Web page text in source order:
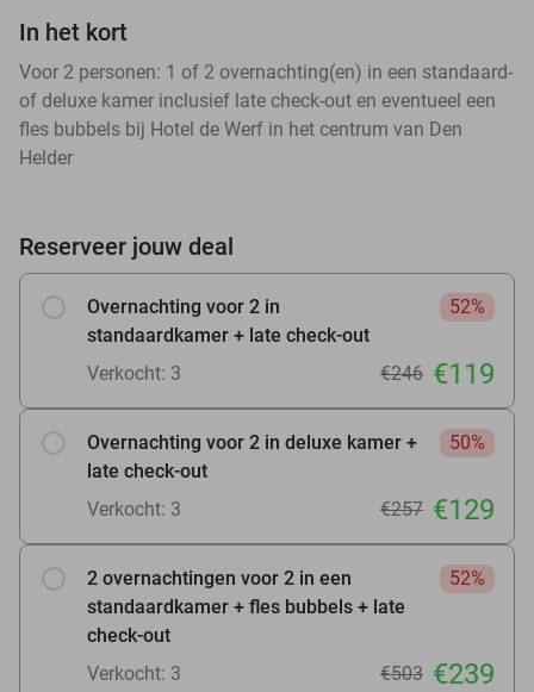
In het kort
Voor 2 personen: 1 of 2 overnachting(en) in een standaard-
of deluxe kamer inclusief late check-out en eventueel een
fles bubbels bij Hotel de Werf in het centrum van Den
Helder
Reserveer jouw deal
Overnachting voor 2 in
standaardkamer + late check-out
52%
Verkocht: 3 €246 €119
Overnachting voor 2 in deluxe kamer +
late check-out
50%
Verkocht: 3 €257 €129
2 overnachtingen voor 2 in een
standaardkamer + fles bubbels + late
check-out
52%
Verkocht: 3 €503 €239